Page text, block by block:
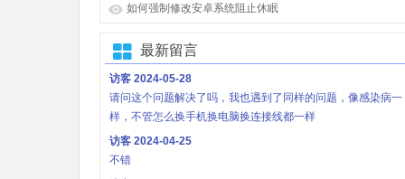
如何强制修改安卓系统阻止休眠
最新留言
访客2024-05-28
请问这个问题解决了吗，我也遇到了同样的问题，像感染病一
样，不管怎么换手机换电脑换连接线都一样
访客2024-04-25
不错